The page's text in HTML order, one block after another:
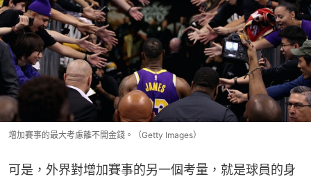
增加賽事的最大考慮離不開金錢。（Getty Images）
可是，外界對增加賽事的另一個考量，就是球員的身